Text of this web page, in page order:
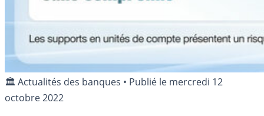
🏛️ Actualités des banques • Publié le mercredi 12
octobre 2022